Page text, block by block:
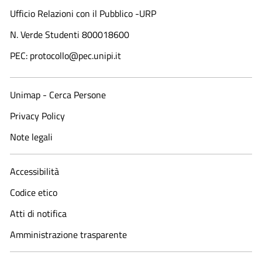
Ufficio Relazioni con il Pubblico -URP
N. Verde Studenti 800018600​
PEC: protocollo@pec.unipi.it
Unimap - Cerca Persone
Privacy Policy
Note legali
Accessibilità
Codice etico
Atti di notifica
Amministrazione trasparente